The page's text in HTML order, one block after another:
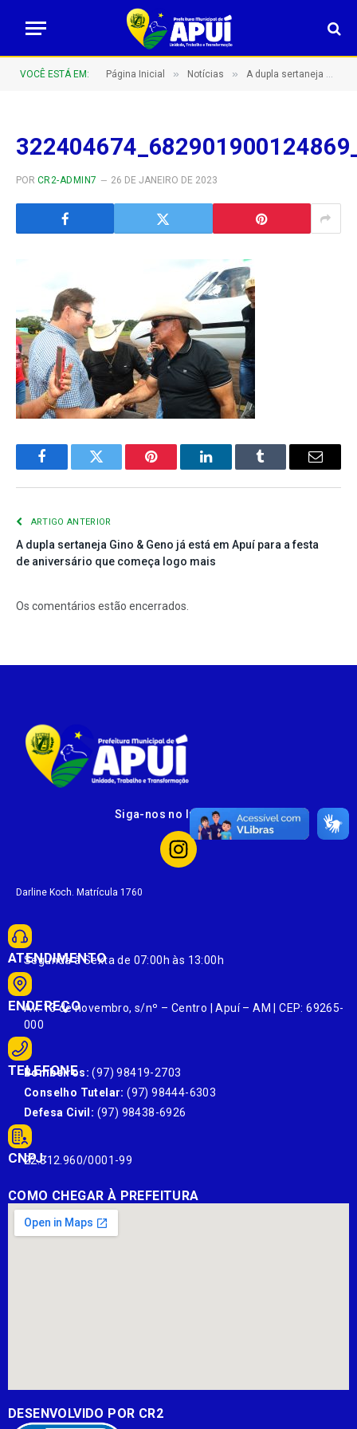
VOCÊ ESTÁ EM: Página Inicial » Notícias » A dupla sertaneja Gino & Geno já está em Apuí para a festa de aniversário que começa logo mais
POR CR2-ADMIN7 26 DE JANEIRO DE 2023
FacebookTwitter Pinterest LinkedInTumblr
E-
ARTIGO ANTERIOR
A dupla sertaneja Gino & Geno já está em Apuí para a festa
de aniversário que começa logo mais
Os comentários estão encerrados.
Siga-nos no Instagram
Darline Koch. Matrícula 1760
ATENDIMENTO
Segunda à Sexta de 07:00h às 13:00h
ENDEREÇO
Av. 13 de novembro, s/nº – Centro | Apuí – AM | CEP: 69265-
000
TELEFONE
Bombeiros: (97) 98419-2703
Conselho Tutelar: (97) 98444-6303
Defesa Civil: (97) 98438-6926
CNPJ:
22.812.960/0001-99
COMO CHEGAR À PREFEITURA
DESENVOLVIDO POR CR2